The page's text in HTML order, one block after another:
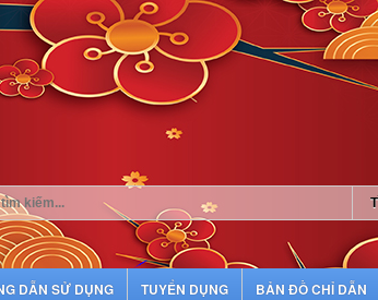
DẪN SỬ DỤNG TUYỂN DỤNG BẢN ĐỒ CHỈ DẪN